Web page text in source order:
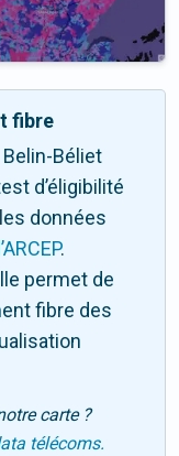
fibre
Belin-Béliet
d’éligibilité
données
l’ARCEP.
permet de
fibre des
carte ?
télécoms.